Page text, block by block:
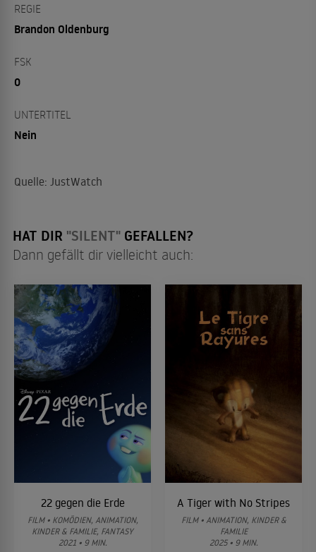
REGIE
Brandon Oldenburg
FSK
0
UNTERTITEL
Nein
Quelle: JustWatch
HAT DIR "SILENT" GEFALLEN?
Dann gefällt dir vielleicht auch:
22 gegen die Erde
FILM • KOMÖDIEN, ANIMATION,
KINDER & FAMILIE, FANTASY
2021 • 9 MIN.
A Tiger with No Stripes
FILM • ANIMATION, KINDER &
FAMILIE
2025 • 9 MIN.